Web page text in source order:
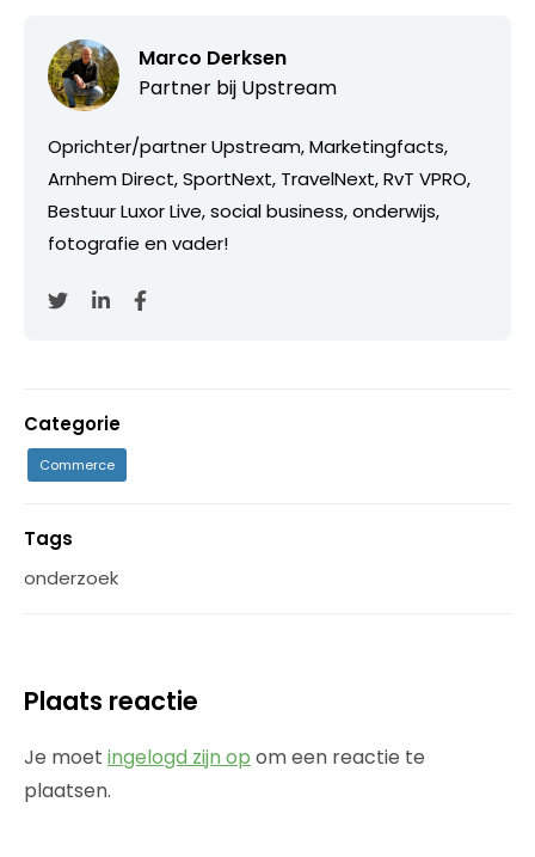
Marco Derksen
Partner bij Upstream
Oprichter/partner Upstream, Marketingfacts,
Arnhem Direct, SportNext, TravelNext, RvT VPRO,
Bestuur Luxor Live, social business, onderwijs,
fotografie en vader!
Categorie
Commerce
Tags
onderzoek
Plaats reactie
Je moet ingelogd zijn op om een reactie te
plaatsen.